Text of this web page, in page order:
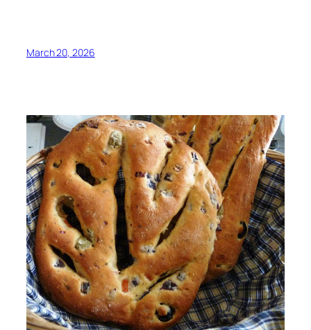
March 20, 2026